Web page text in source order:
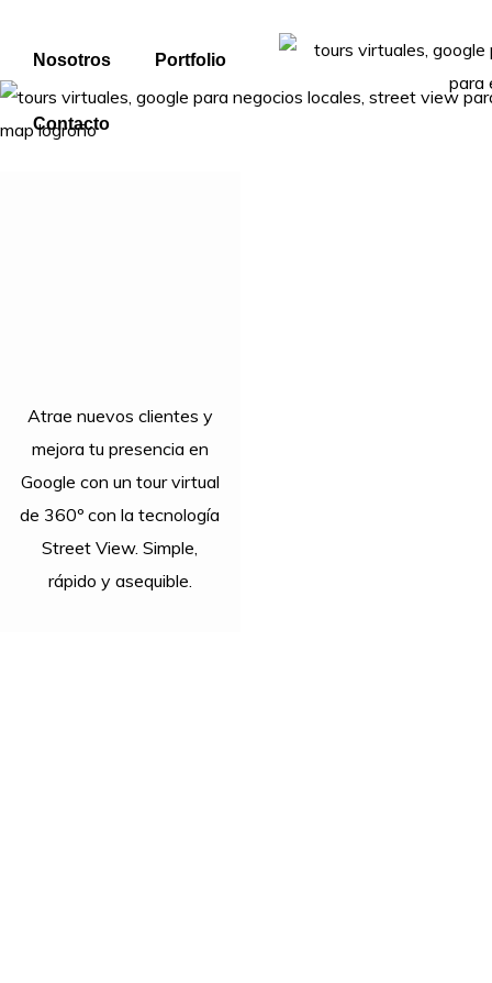
Nosotros Portfolio
Contacto
Atrae nuevos clientes y
mejora tu presencia en
Google con un tour virtual
de 360º con la tecnología
Street View. Simple,
rápido y asequible.